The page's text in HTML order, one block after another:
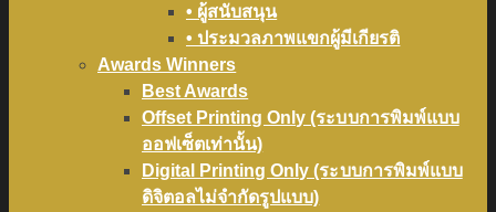
• ผู้สนับสนุน
• ประมวลภาพแขกผู้มีเกียรติ
Awards Winners
Best Awards
Offset Printing Only (ระบบการพิมพ์แบบ
ออฟเซ็ตเท่านั้น)
Digital Printing Only (ระบบการพิมพ์แบบ
ดิจิตอลไม่จำกัดรูปแบบ)